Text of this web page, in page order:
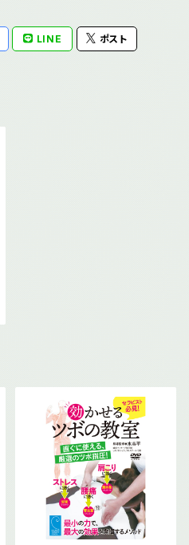
LINE ポスト